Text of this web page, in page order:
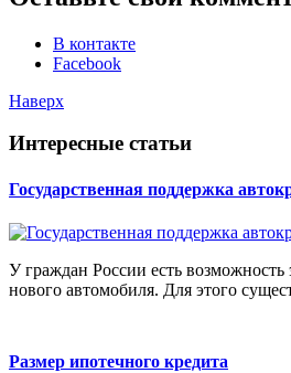
В контакте
Facebook
Наверх
Интересные статьи
Государственная поддержка
У граждан России есть
нового автомобиля. Для этого
Размер ипотечного кредита